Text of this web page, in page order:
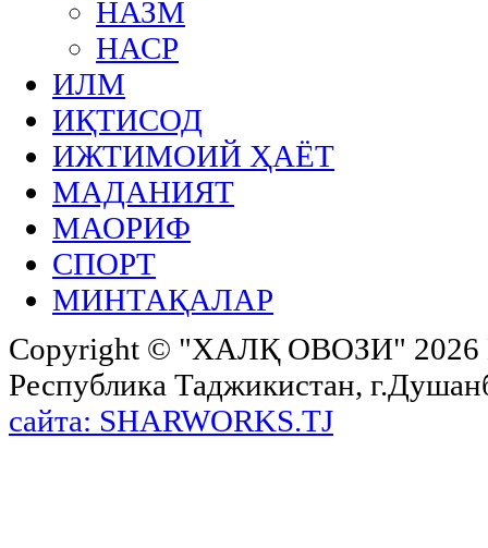
НАЗМ
НАСР
ИЛМ
ИҚТИСОД
ИЖТИМОИЙ ҲАЁТ
МАДАНИЯТ
МАОРИФ
СПОРТ
МИНТАҚАЛАР
Copyright © "ХАЛҚ ОВОЗИ"
Республика Таджикистан,
сайта: SHARWORKS.TJ